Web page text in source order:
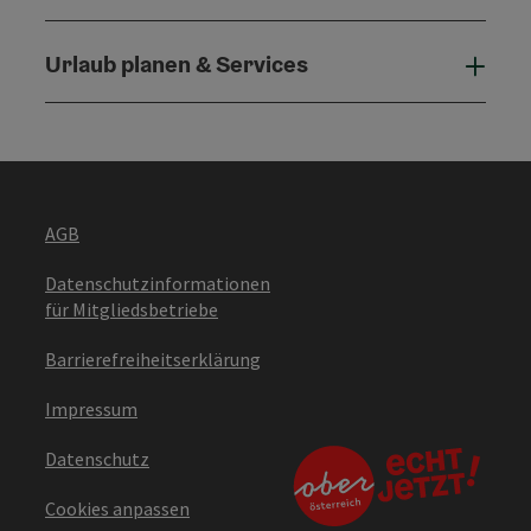
Urlaub planen & Services
AGB
Datenschutzinformationen
für Mitgliedsbetriebe
Barrierefreiheitserklärung
Impressum
Datenschutz
Cookies anpassen